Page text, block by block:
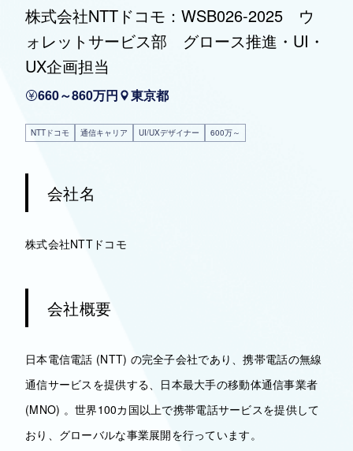
株式会社NTTドコモ：WSB026-2025 ウ
ォレットサービス部 グロース推進・UI・
UX企画担当
660～860万円 東京都
NTTドコモ 通信キャリア UI/UXデザイナー 600万～
会社名
株式会社NTTドコモ
会社概要
日本電信電話 (NTT) の完全子会社であり、携帯電話の無線
通信サービスを提供する、日本最大手の移動体通信事業者
(MNO) 。世界100カ国以上で携帯電話サービスを提供して
おり、グローバルな事業展開を行っています。